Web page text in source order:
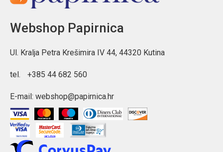
Webshop Papirnica
Ul. Kralja Petra Krešimira IV 44, 44320 Kutina
tel. +385 44 682 560
E-mail: webshop@papirnica.hr